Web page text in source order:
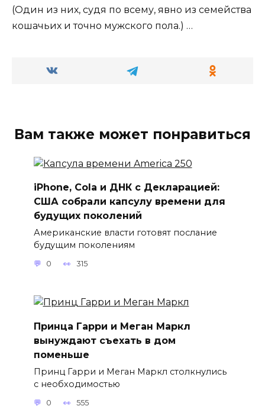
(Один из них, судя по всему, явно из семейства
кошачьих и точно мужского пола.) …
Вам также может понравиться
iPhone, Cola и ДНК с Декларацией:
США собрали капсулу времени для
будущих поколений
Американские власти готовят послание
будущим поколениям
0 315
Принца Гарри и Меган Маркл
вынуждают съехать в дом
поменьше
Принц Гарри и Меган Маркл столкнулись
с необходимостью
0 555